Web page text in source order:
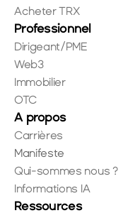
Acheter TRX
Professionnel
Dirigeant/PME
Web3
Immobilier
OTC
A propos
Carrières
Manifeste
Qui-sommes nous ?
Informations IA
Ressources